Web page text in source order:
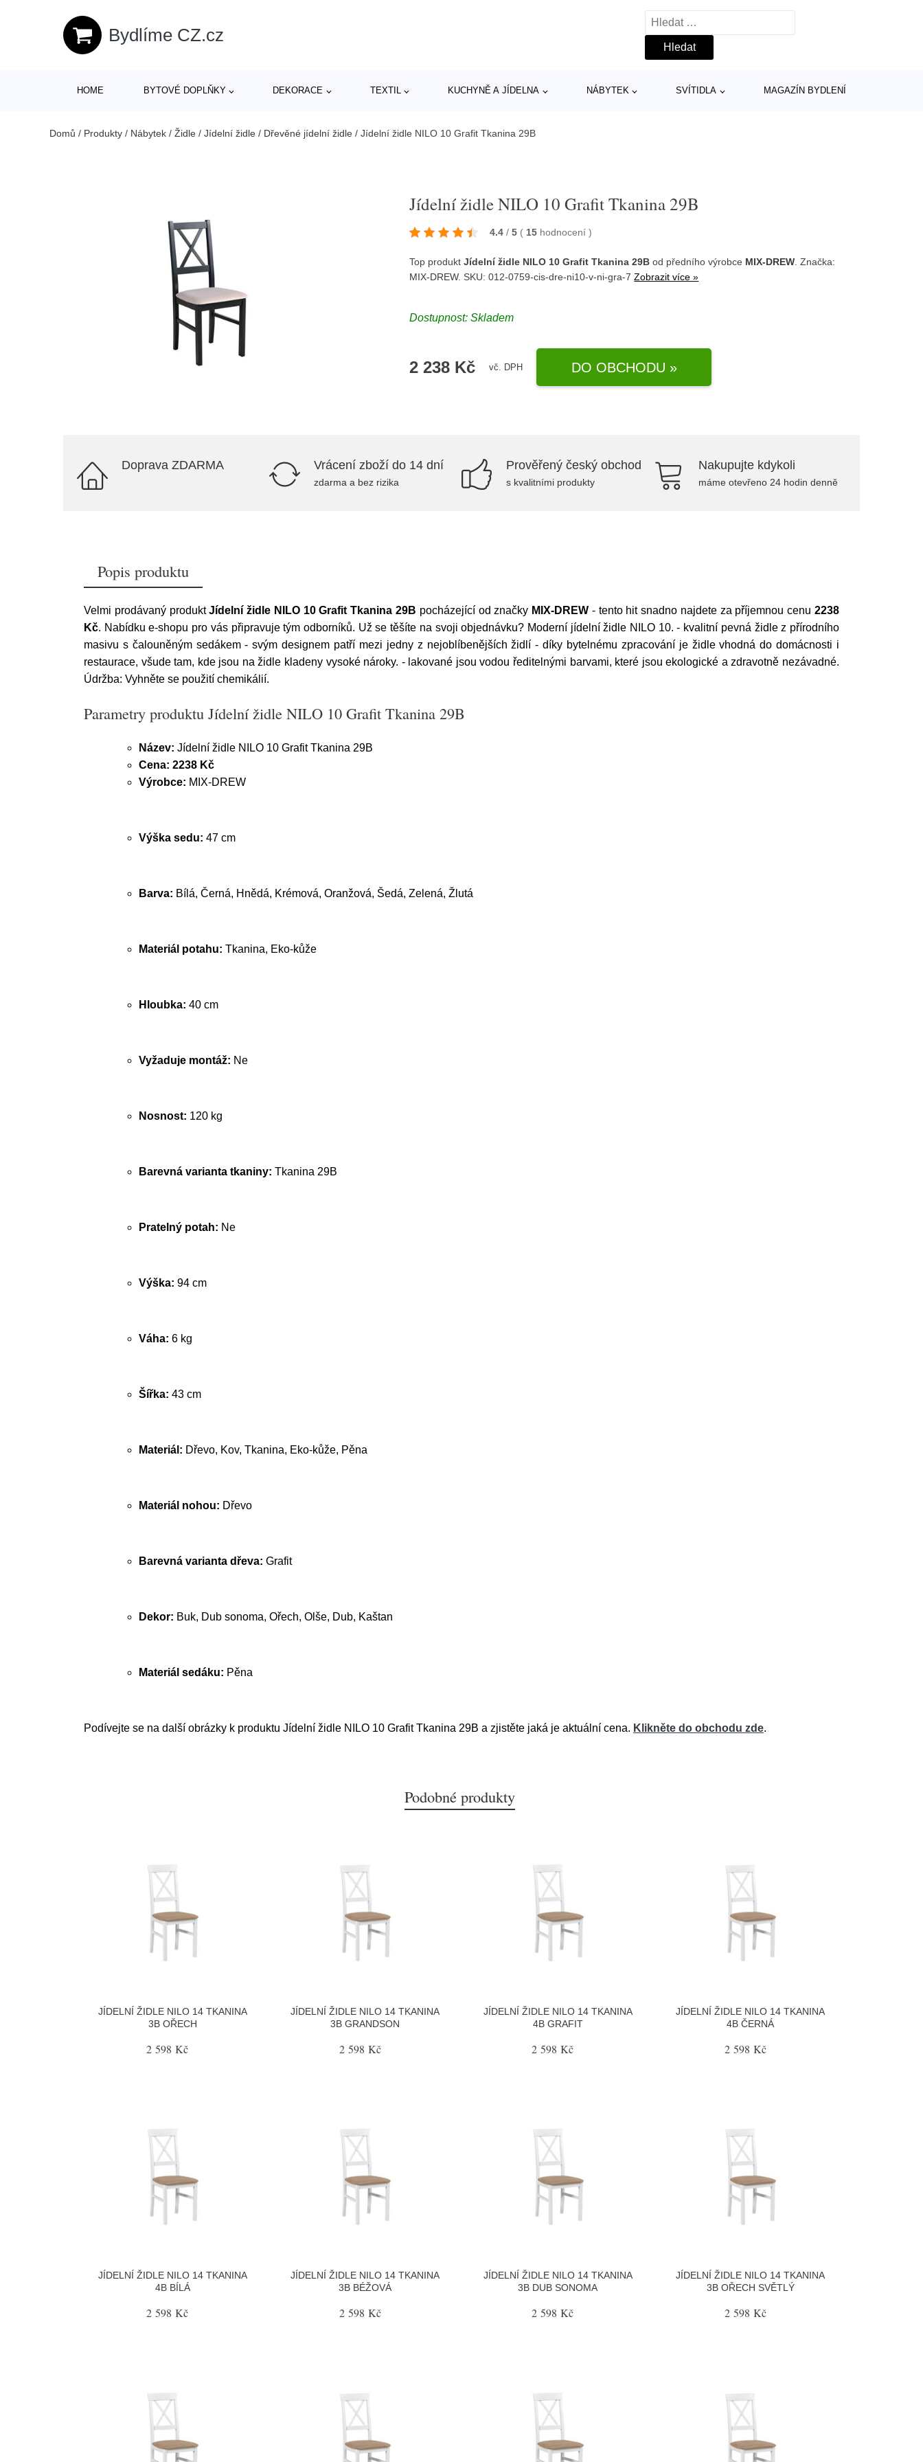
Bydlíme CZ.cz
Vyhledávání
HOME BYTOVÉ DOPLŇKY DEKORACE TEXTIL KUCHYNĚ A JÍDELNA NÁBYTEK SVÍTIDLA MAGAZÍN BYDLENÍ
Domů / Produkty / Nábytek / Židle / Jídelní židle / Dřevěné jídelní židle / Jídelní židle NILO 10 Grafit Tkanina 29B
Jídelní židle NILO 10 Grafit Tkanina 29B
4.4 / 5 ( 15 hodnocení)
Top produktJídelní židle NILO 10 Grafit Tkanina 29B od předního výrobce MIX-DREW . Značka:
MIX-DREW. SKU: 012-0759-cis-dre-ni10-v-ni-gra-7Zobrazit více »
Dostupnost:Skladem
2 238 Kč vč. DPH DO OBCHODU »
Doprava ZDARMA Vrácení zboží do 14 dní
zdarma a bez rizika
Prověřený český obchod
s kvalitními produkty
Nakupujte kdykoli
máme otevřeno 24 hodin denně
Popis produktu
Velmi prodávaný produktJídelní židle NILO 10 Grafit Tkanina 29B pocházející od značky MIX-DREW - tento hit snadno najdete za příjemnou cenu2238
Kč. Nabídku e-shopu pro vás připravuje tým odborníků. Už se těšíte na svoji objednávku? Moderní jídelní židle NILO 10. - kvalitní pevná židle z přírodního
masivu s čalouněným sedákem - svým designem patří mezi jedny z nejoblíbenějších židlí - díky bytelnému zpracování je židle vhodná do domácnosti i
restaurace, všude tam, kde jsou na židle kladeny vysoké nároky. - lakované jsou vodou ředitelnými barvami, které jsou ekologické a zdravotně nezávadné.
Údržba: Vyhněte se použití chemikálií.
Parametry produktu Jídelní židle NILO 10 Grafit Tkanina 29B
Název: Jídelní židle NILO 10 Grafit Tkanina 29B
Cena: 2238 Kč
Výrobce: MIX-DREW
Výška sedu: 47 cm
Barva: Bílá, Černá, Hnědá, Krémová, Oranžová, Šedá, Zelená, Žlutá
Materiál potahu: Tkanina, Eko-kůže
Hloubka: 40 cm
Vyžaduje montáž: Ne
Nosnost: 120 kg
Barevná varianta tkaniny: Tkanina 29B
Pratelný potah: Ne
Výška: 94 cm
Váha: 6 kg
Šířka: 43 cm
Materiál: Dřevo, Kov, Tkanina, Eko-kůže, Pěna
Materiál nohou: Dřevo
Barevná varianta dřeva: Grafit
Dekor: Buk, Dub sonoma, Ořech, Olše, Dub, Kaštan
Materiál sedáku: Pěna
Podívejte se na další obrázky k produktu Jídelní židle NILO 10 Grafit Tkanina 29B a zjistěte jaká je aktuální cena. Klikněte do obchodu zde.
Podobné produkty
JÍDELNÍ ŽIDLE NILO 14 TKANINA
3B OŘECH
2 598 Kč
JÍDELNÍ ŽIDLE NILO 14 TKANINA
3B GRANDSON
2 598 Kč
JÍDELNÍ ŽIDLE NILO 14 TKANINA
4B GRAFIT
2 598 Kč
JÍDELNÍ ŽIDLE NILO 14 TKANINA
4B ČERNÁ
2 598 Kč
JÍDELNÍ ŽIDLE NILO 14 TKANINA
4B BÍLÁ
2 598 Kč
JÍDELNÍ ŽIDLE NILO 14 TKANINA
3B BÉŽOVÁ
2 598 Kč
JÍDELNÍ ŽIDLE NILO 14 TKANINA
3B DUB SONOMA
2 598 Kč
JÍDELNÍ ŽIDLE NILO 14 TKANINA
3B OŘECH SVĚTLÝ
2 598 Kč